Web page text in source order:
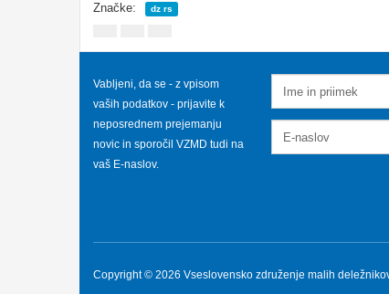
Značke: dz rs
Vabljeni, da se - z vpisom
vaših podatkov - prijavite k
neposrednem prejemanju
novic in sporočil VZMD tudi na
vaš E-naslov.
Copyright © 2026 Vseslovensko združenje malih